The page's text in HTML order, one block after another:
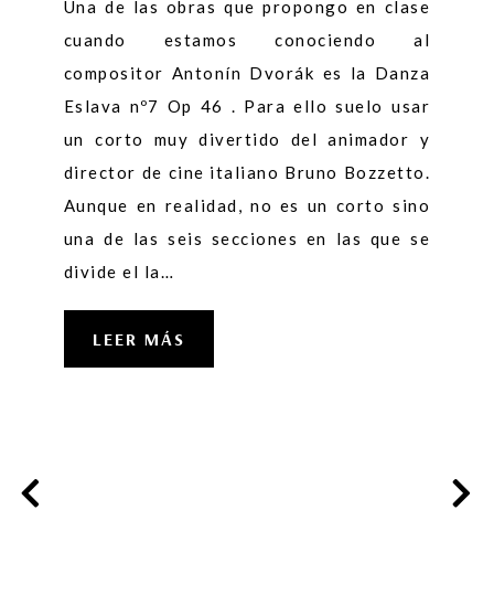
Una de las obras que propongo en clase
cuando estamos conociendo al
compositor Antonín Dvorák es la Danza
Eslava nº7 Op 46 . Para ello suelo usar
un corto muy divertido del animador y
director de cine italiano Bruno Bozzetto.
Aunque en realidad, no es un corto sino
una de las seis secciones en las que se
divide el la…
LEER MÁS